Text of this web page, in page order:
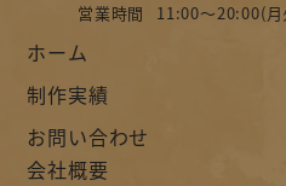
営業時間
11:00～20:00(月
ホーム
制作実績
お問い合わせ
会社概要